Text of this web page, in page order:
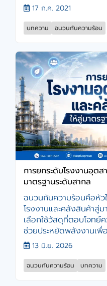
17 ก.ค. 2021
บทความ ฉนวนกันความร้อน
การยกระดับโรงงานอุต
มาตรฐานระดับสากล
ฉนวนกันความร้อนคือหัว
โรงงานและคลังสินค้าสู่ม
เลือกใช้วัสดุที่ตอบโจทย์
ช่วยประหยัดพลังงานเ
13 มิ.ย. 2026
ฉนวนกันความร้อน บทความ